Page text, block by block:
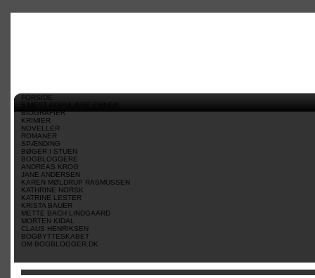
FORSIDE
5 MEST POPULÆRE EMNER
BIOGRAFIER
KRIMIER
NOVELLER
ROMANER
SPÆNDING
BØGER I STUEN
BOGBLOGGERE
ANDREAS KROG
JANE ANDERSEN
KAREN MØLDRUP RASMUSSEN
KATHRINE NORSK
KATRINE LESTER
KRISTA BAUER
METTE BACH LINDGAARD
MORTEN KIDAL
CLAUS HENRIKSEN
BOGBYTTESKABET
OM BOGBLOGGER.DK